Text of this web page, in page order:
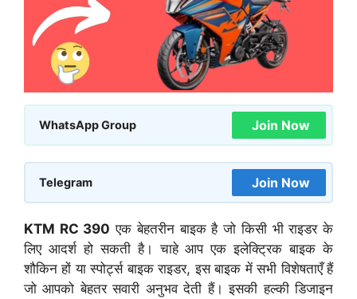
WhatsApp Group Join Now
Telegram Join Now
KTM RC 390 एक बेहतरीन बाइक है जो किसी भी राइडर के
लिए आदर्श हो सकती है। चाहे आप एक इलेक्ट्रिक बाइक के
शौकिन हों या स्पोर्ट्स बाइक राइडर, इस बाइक में सभी विशेषताएँ हैं
जो आपको बेहतर सवारी अनुभव देती हैं। इसकी हल्की डिजाइन